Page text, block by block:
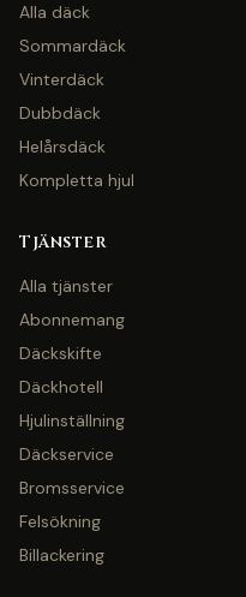
Alla däck
Sommardäck
Vinterdäck
Dubbdäck
Helårsdäck
Kompletta hjul
Tjänster
Alla tjänster
Abonnemang
Däckskifte
Däckhotell
Hjulinställning
Däckservice
Bromsservice
Felsökning
Billackering